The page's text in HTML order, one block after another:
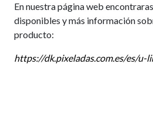
En nuestra página web
disponibles y más información
producto:
https://dk.pixeladas.com.es/es/u-